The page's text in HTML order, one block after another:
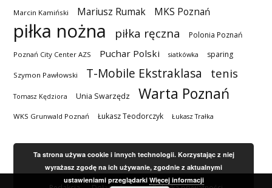
Marcin Kamiński Mariusz Rumak MKS Poznań
piłka nożna piłka ręczna Polonia Poznań
Poznań City Center AZS Puchar Polski siatkówka sparing
Szymon Pawłowski T-Mobile Ekstraklasa tenis
Tomasz Kędziora Unia Swarzędz Warta Poznań
WKS Grunwald Poznań Łukasz Teodorczyk Łukasz Trałka
Ta strona używa cookie i innych technologii. Korzystając z niej
wyrażasz zgodę na ich używanie, zgodnie z aktualnymi
ustawieniami przeglądarki Więcej informacji